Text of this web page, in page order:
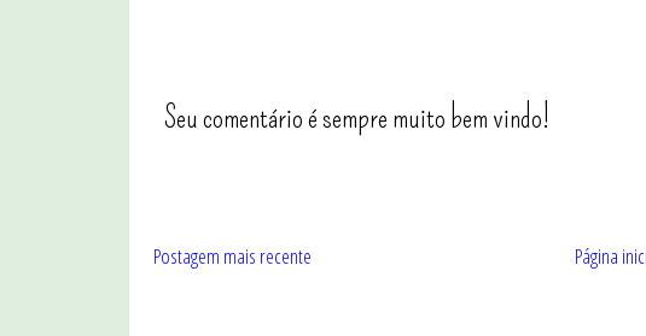
Seu comentário é sempre muito bem vindo!
Postagem mais recente Página